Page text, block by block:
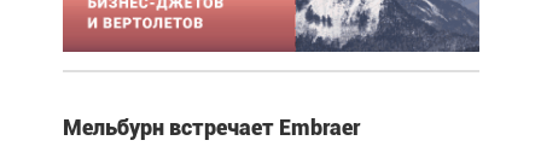
Мельбурн встречает Embraer